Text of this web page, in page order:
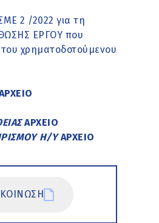
2 /2022 για τη
ΕΡΓΟΥ που
χρηματοδοτούμενου
ΑΡΧΕΙΟ
Η/ΥΑΡΧΕΙΟ